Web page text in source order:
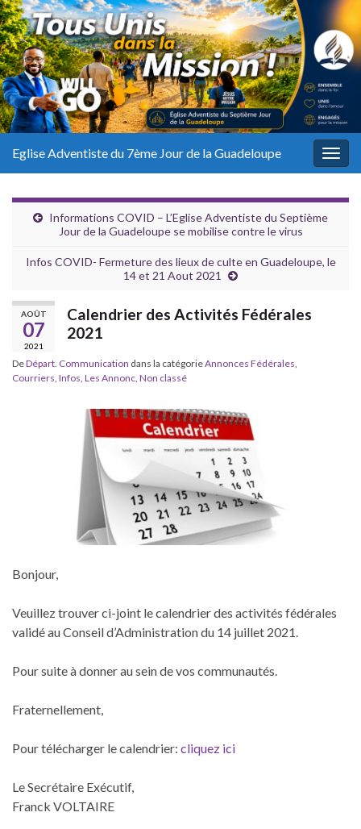
Eglise Adventiste du 7ème Jour de la Guadeloupe
Informations COVID – L’Eglise Adventiste du Septième
Jour de la Guadeloupe se mobilise contre le virus
Infos COVID- Fermeture des lieux de culte en Guadeloupe, le
14 et 21 Aout 2021
AOÛT
07
2021
Calendrier des Activités Fédérales
2021
DeDépart. Communication dans la catégorieAnnonces Fédérales
Courriers Infos Les Annonc Non classé
Bonjour,
Veuillez trouver ci-joint le calendrier des activités fédérales
validé au Conseil d’Administration du 14 juillet 2021.
Pour suite à donner au sein de vos communautés.
Fraternellement,
Pour télécharger le calendrier: cliquez ici
Le Secrétaire Exécutif,
Franck VOLTAIRE